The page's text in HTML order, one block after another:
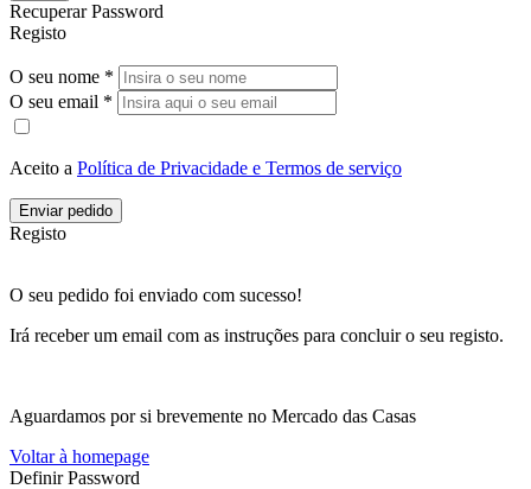
Recuperar Password
Registo
O seu nome *
O seu email *
Aceito a Política de Privacidade e Termos de serviço
Enviar pedido
Registo
O seu pedido foi enviado com sucesso!
Irá receber um email com as instruções para concluir o seu registo.
Aguardamos por si brevemente no Mercado das Casas
Voltar à homepage
Definir Password